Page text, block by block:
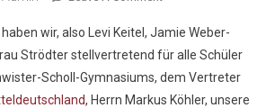
Mit
–
Die
wir, also Levi Keitel, Jamie Weber-
Strödter stellvertretend für alle Schüler
Scholl-Gymnasiums, dem Vertreter
, Herrn Markus Köhler, unsere